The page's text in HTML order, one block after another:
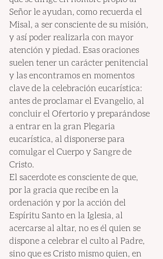
Señor le ayudan, como recuerda el
Misal, a ser consciente de su misión,
y así poder realizarla con mayor
atención y piedad. Esas oraciones
suelen tener un carácter penitencial
y las encontramos en momentos
clave de la celebración eucarística:
antes de proclamar el Evangelio, al
concluir el Ofertorio y preparándose
a entrar en la gran Plegaria
eucarística, al disponerse para
comulgar el Cuerpo y Sangre de
Cristo.
El sacerdote es consciente de que,
por la gracia que recibe en la
ordenación y por la acción del
Espíritu Santo en la Iglesia, al
acercarse al altar, no es él quien se
dispone a celebrar el culto al Padre,
sino que es Cristo mismo quien, en